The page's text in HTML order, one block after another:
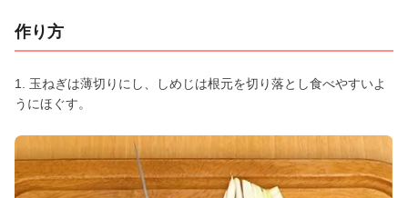
作り方
1. 玉ねぎは薄切りにし、しめじは根元を切り落とし食べやすいよ
うにほぐす。